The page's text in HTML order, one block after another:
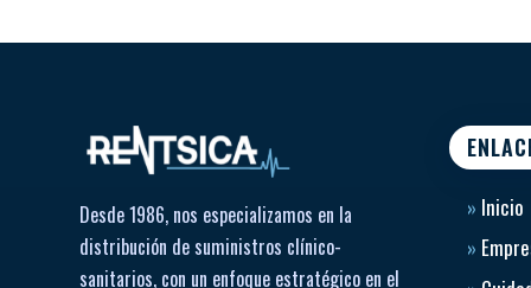
Desde 1986, nos especializamos en la
distribución de suministros clínico-
sanitarios, con un enfoque estratégico en el
» Inicio
»